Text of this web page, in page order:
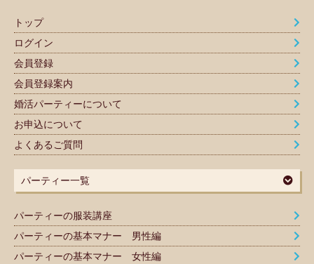
トップ
ログイン
会員登録
会員登録案内
婚活パーティーについて
お申込について
よくあるご質問
パーティー一覧
パーティーの服装講座
パーティーの基本マナー 男性編
パーティーの基本マナー 女性編